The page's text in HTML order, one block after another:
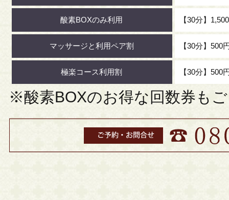
酸素BOXのみ利用 【30分】
マッサージと利用ペア割 【30分】
極楽コース利用割 【30分】
※酸素BOXのお得な回数券も